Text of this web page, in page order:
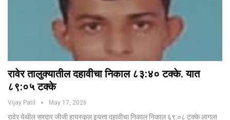
रावेर तालुक्यातील दहावीचा निकाल ८३:४० टक्के. यात
८९:०५ टक्के
Vijay Patil May 17, 2026
रावेर येथील सरदार जीजी हायस्कूल इयत्ता दहावीचा निकाल निकाल ६९:०८ टक्के लागला